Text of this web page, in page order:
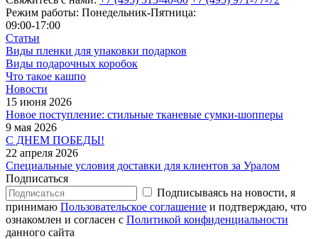
Режим работы: Понедельник-Пятница:
09:00-17:00
Статьи
Виды пленки для упаковки подарков
Виды подарочных коробок
Что такое кашпо
Новости
15 июня 2026
Новое поступление: стильные тканевые сумки-шопперы
9 мая 2026
С ДНЕМ ПОБЕДЫ!
22 апреля 2026
Специальные условия доставки для клиентов за Уралом
Подписаться
Подписываясь на новости, я
принимаю Пользовательское соглашение и подтверждаю, что
ознакомлен и согласен с Политикой конфиденциальности
данного сайта